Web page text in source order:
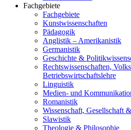
Fachgebiete
Fachgebiete
Kunstwissenschaften
Pädagogik
Anglistik – Amerikanistik
Germanistik
Geschichte &
Rechtswissenschaften,
Betriebswirtschaftslehre
Linguistik
Medien- und
Romanistik
Wissenschaft, Gesellschaft
Slawistik
Theologie & Philosophie